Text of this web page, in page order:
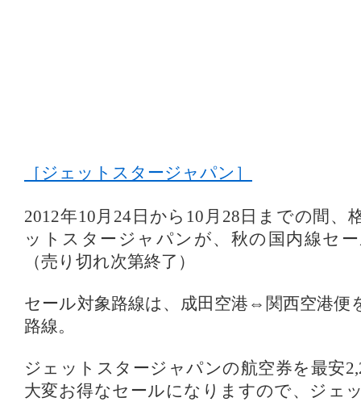
［ジェットスタージャパン］
2012年10月24日から10月28日までの間、
ットスタージャパンが、秋の国内線セ
（売り切れ次第終了）
セール対象路線は、成田空港⇔関西空港便
路線。
ジェットスタージャパンの航空券を最安
大変お得なセールになりますので、ジェ